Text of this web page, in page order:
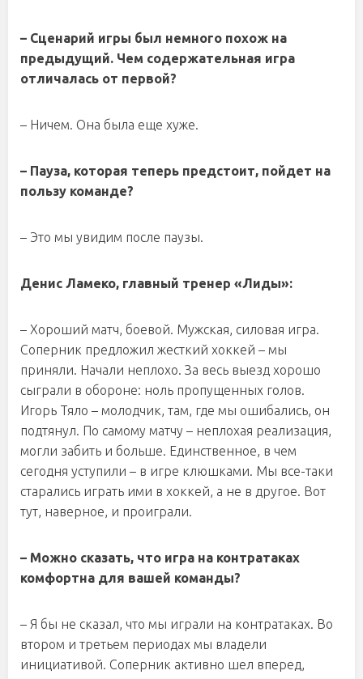
– Сценарий игры был немного похож на
предыдущий. Чем содержательная игра
отличалась от первой?
– Ничем. Она была еще хуже.
– Пауза, которая теперь предстоит, пойдет на
пользу команде?
– Это мы увидим после паузы.
Денис Ламеко, главный тренер «Лиды»:
– Хороший матч, боевой. Мужская, силовая игра.
Соперник предложил жесткий хоккей – мы
приняли. Начали неплохо. За весь выезд хорошо
сыграли в обороне: ноль пропущенных голов.
Игорь Тяло – молодчик, там, где мы ошибались, он
подтянул. По самому матчу – неплохая реализация,
могли забить и больше. Единственное, в чем
сегодня уступили – в игре клюшками. Мы все-таки
старались играть ими в хоккей, а не в другое. Вот
тут, наверное, и проиграли.
– Можно сказать, что игра на контратаках
комфортна для вашей команды?
– Я бы не сказал, что мы играли на контратаках. Во
втором и третьем периодах мы владели
инициативой. Соперник активно шел вперед,